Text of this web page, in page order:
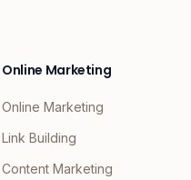
Online Marketing
Online Marketing
Link Building
Content Marketing